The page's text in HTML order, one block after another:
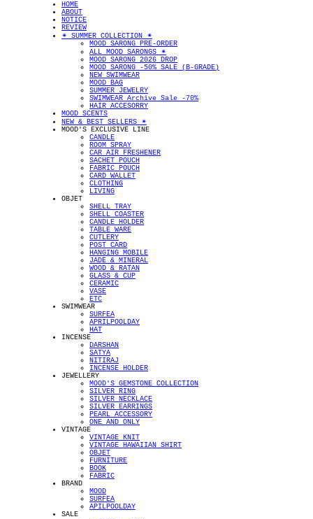
HOME
ABOUT
NOTICE
REVIEW
✴︎ SUMMER COLLECTION ✴︎
MOOD SARONG PRE-ORDER
ALL MOOD SARONGS ✴︎
MOOD SARONG 2026 DROP
MOOD SARONG -50% SALE (B-GRADE)
NEW SWIMWEAR
MOOD BAG
SUMMER JEWELRY
SWIMWEAR Archive Sale -70%
HAIR ACCESORRY
MOOD SCENTS
NEW & BEST SELLERS ✴︎
MOOD'S EXCLUSIVE LINE
CANDLE
ROOM SPRAY
CAR AIR FRESHENER
SACHET POUCH
FABRIC POUCH
CARD WALLET
CLOTHING
LIVING
OBJET
SHELL TRAY
SHELL COASTER
CANDLE HOLDER
TABLE WARE
CUTLERY
POST CARD
HANGING MOBILE
JADE & MINERAL
WOOD & RATAN
GLASS & CUP
CERAMIC
VASE
ETC
SWIMWEAR
SURFEA
APRILPOOLDAY
HAT
INCENSE
DARSHAN
SATYA
NITIRAJ
INCENSE HOLDER
JEWELLERY
MOOD'S GEMSTONE COLLECTION
SILVER RING
SILVER NECKLACE
SILVER EARRINGS
PEARL ACCESSORY
ONE AND ONLY
VINTAGE
VINTAGE KNIT
VINTAGE HAWAIIAN SHIRT
OBJET
FURNITURE
BOOK
FABRIC
BRAND
MOOD
SURFEA
APILPOOLDAY
SALE